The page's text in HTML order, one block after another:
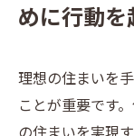
めに行動を
理想の住まいを
ことが重要です